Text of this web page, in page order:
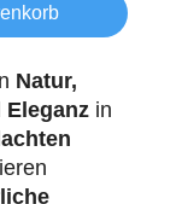
Natur,
in